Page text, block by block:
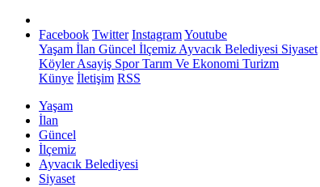
Facebook Twitter InstagramYoutube
Yaşam İlan Güncel İlçemiz Ayvacık Belediyesi Siyaset
KöylerAsayiş SporTarım Ve Ekonomi Turizm
Künye İletişim RSS
Yaşam
İlan
Güncel
İlçemiz
Ayvacık Belediyesi
Siyaset